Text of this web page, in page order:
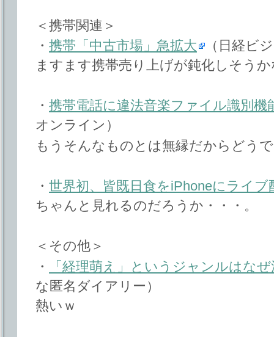
＜携帯関連＞
・ 携帯「中古市場」急拡大
（日経ビ
ますます携帯売り上げが鈍化しそう
・ 携帯電話に違法音楽ファイル識別機
オンライン）
もうそんなものとは無縁だからどう
・ 世界初、皆既日食をiPhoneにライブ
ちゃんと見れるのだろうか・・・。
＜その他＞
・
「経理萌え」というジャンルはな
な匿名ダイアリー）
熱いｗ